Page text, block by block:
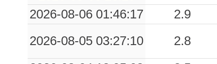
0.22
LSP
47
0.21
VGL
69
2026-08-06 01:46:17
2.9
2026-08-05 03:27:10
2.8